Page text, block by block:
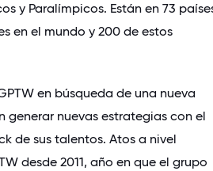
y Paralímpicos. Están en 73
en el mundo y 200 de estos
en búsqueda de una nueva
nuevas estrategias con el
de sus talentos. Atos a nivel
desde 2011, año en que el grupo